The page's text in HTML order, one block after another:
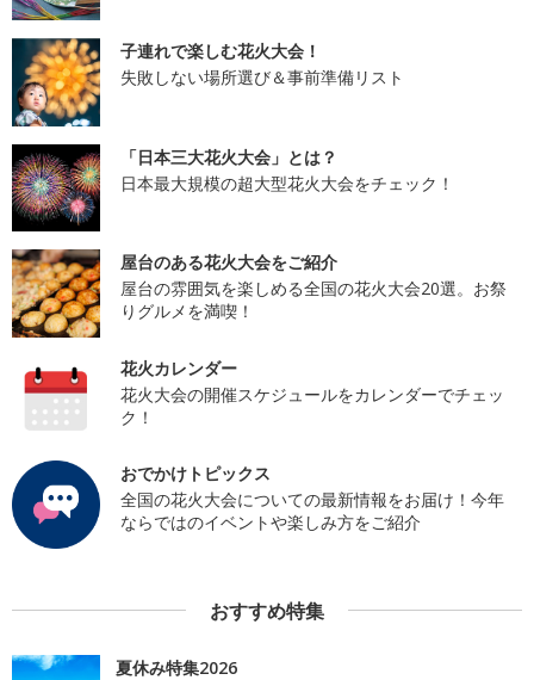
子連れで楽しむ花火大会！
失敗しない場所選び＆事前準備リスト
「日本三大花火大会」とは？
日本最大規模の超大型花火大会をチェック！
屋台のある花火大会をご紹介
屋台の雰囲気を楽しめる全国の花火大会20選。お祭
りグルメを満喫！
花火カレンダー
花火大会の開催スケジュールをカレンダーでチェッ
ク！
おでかけトピックス
全国の花火大会についての最新情報をお届け！今年
ならではのイベントや楽しみ方をご紹介
おすすめ特集
夏休み特集2026